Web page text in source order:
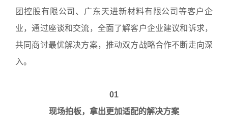
团控股有限公司、广东天进新材料有限公司等客户企
业，通过座谈和交流，全面了解客户企业建议和诉求，
共同商讨最优解决方案，推动双方战略合作不断走向深
入。
01
现场拍板，拿出更加适配的解决方案